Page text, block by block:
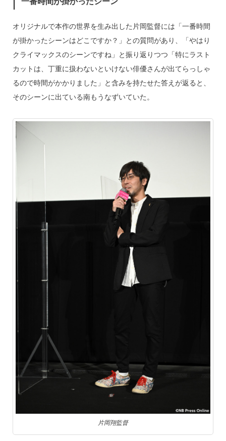
オリジナルで本作の世界を生み出した片岡監督には「一番時間
が掛かったシーンはどこですか？」との質問があり、「やはり
クライマックスのシーンですね」と振り返りつつ「特にラスト
カットは、丁重に扱わないといけない俳優さんが出てらっしゃ
るので時間がかかりました」と含みを持たせた答えが返ると、
そのシーンに出ている南もうなずいていた。
片岡翔監督